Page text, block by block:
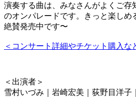
演奏する曲は、みなさんがよくご存
のオンパレードです。きっと楽しめ
絶賛発売中です〜
＜コンサート詳細やチケット購入な
＜出演者＞
雪村いづみ｜岩崎宏美｜荻野目洋子